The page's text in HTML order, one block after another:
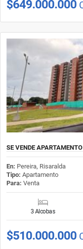
$649.000.000
SE VENDE
En: Pereira, Risaralda
Tipo: Apartamento
Para: Venta
3 Alcobas
$510.000.000